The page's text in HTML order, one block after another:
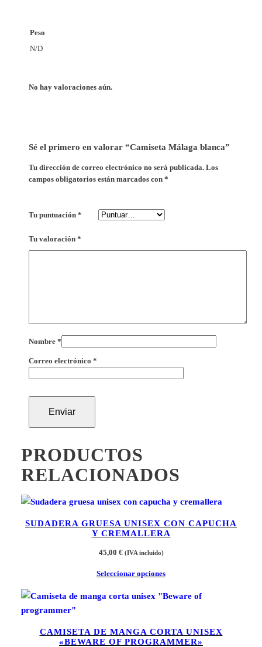
Peso
N/D
No hay valoraciones aún.
Sé el primero en valorar “Camiseta Málaga blanca”
Tu dirección de correo electrónico no será publicada. Los
campos obligatorios están marcados con *
Tu puntuación *
Tu valoración *
Nombre *
Correo electrónico *
PRODUCTOS
RELACIONADOS
SUDADERA GRUESA UNISEX CON CAPUCHA
Y CREMALLERA
45,00 € (IVA incluido)
Seleccionar opciones
CAMISETA DE MANGA CORTA UNISEX
«BEWARE OF PROGRAMMER»